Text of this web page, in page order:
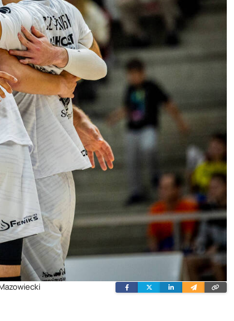
FacebookTwitterLinkedinWyślij
e-
link